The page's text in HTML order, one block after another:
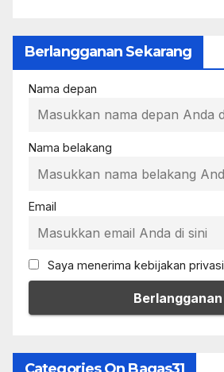
Berlangganan Sekarang
Nama depan
Nama belakang
Email
Saya menerima kebijakan privasi